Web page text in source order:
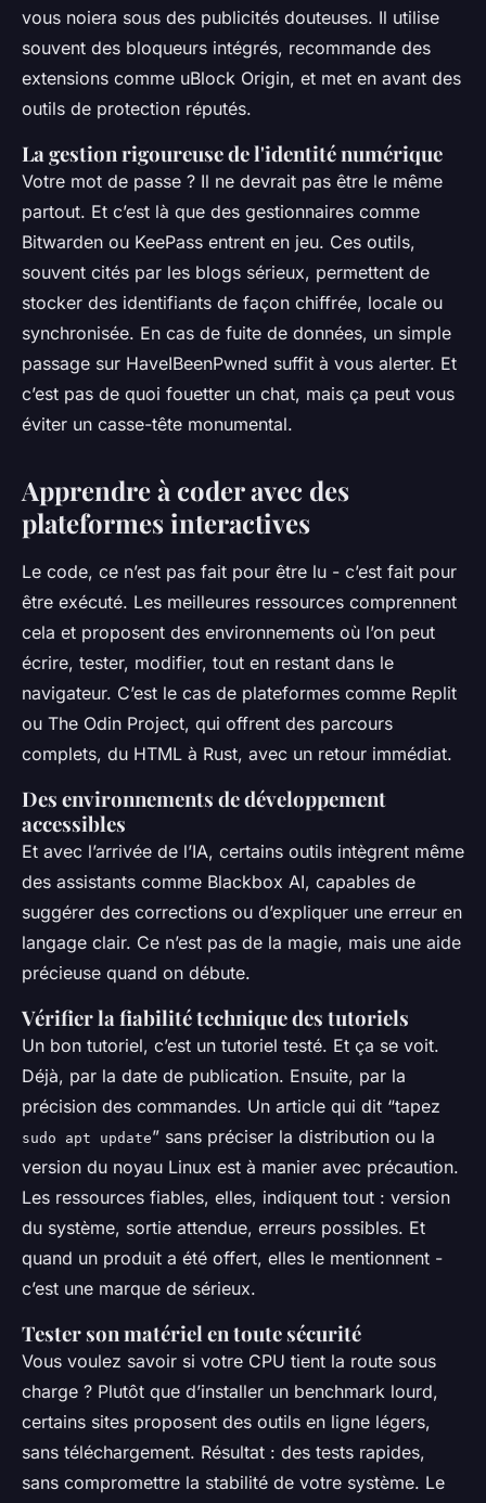
vous noiera sous des publicités douteuses. Il utilise
souvent des bloqueurs intégrés, recommande des
extensions comme uBlock Origin, et met en avant des
outils de protection réputés.
La gestion rigoureuse de l'identité numérique
Votre mot de passe ? Il ne devrait pas être le même
partout. Et c’est là que des gestionnaires comme
Bitwarden ou KeePass entrent en jeu. Ces outils,
souvent cités par les blogs sérieux, permettent de
stocker des identifiants de façon chiffrée, locale ou
synchronisée. En cas de fuite de données, un simple
passage sur HaveIBeenPwned suffit à vous alerter. Et
c’est pas de quoi fouetter un chat, mais ça peut vous
éviter un casse-tête monumental.
Apprendre à coder avec des
plateformes interactives
Le code, ce n’est pas fait pour être lu - c’est fait pour
être exécuté. Les meilleures ressources comprennent
cela et proposent des environnements où l’on peut
écrire, tester, modifier, tout en restant dans le
navigateur. C’est le cas de plateformes comme Replit
ou The Odin Project, qui offrent des parcours
complets, du HTML à Rust, avec un retour immédiat.
Des environnements de développement
accessibles
Et avec l’arrivée de l’IA, certains outils intègrent même
des assistants comme Blackbox AI, capables de
suggérer des corrections ou d’expliquer une erreur en
langage clair. Ce n’est pas de la magie, mais une aide
précieuse quand on débute.
Vérifier la fiabilité technique des tutoriels
Un bon tutoriel, c’est un tutoriel testé. Et ça se voit.
Déjà, par la date de publication. Ensuite, par la
précision des commandes. Un article qui dit “tapez
sudo apt update” sans préciser la distribution ou la
version du noyau Linux est à manier avec précaution.
Les ressources fiables, elles, indiquent tout : version
du système, sortie attendue, erreurs possibles. Et
quand un produit a été offert, elles le mentionnent -
c’est une marque de sérieux.
Tester son matériel en toute sécurité
Vous voulez savoir si votre CPU tient la route sous
charge ? Plutôt que d’installer un benchmark lourd,
certains sites proposent des outils en ligne légers,
sans téléchargement. Résultat : des tests rapides,
sans compromettre la stabilité de votre système. Le